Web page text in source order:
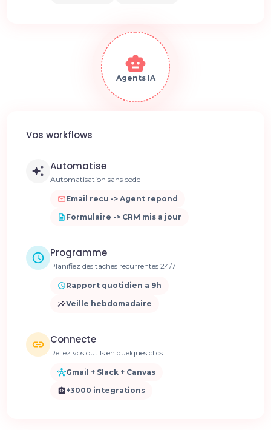
Agents IA
Vos workflows
Automatise
Automatisation sans code
Email recu -> Agent repond
Formulaire -> CRM mis a jour
Programme
Planifiez des taches recurrentes 24/7
Rapport quotidien a 9h
Veille hebdomadaire
Connecte
Reliez vos outils en quelques clics
Gmail + Slack + Canvas
+3000 integrations